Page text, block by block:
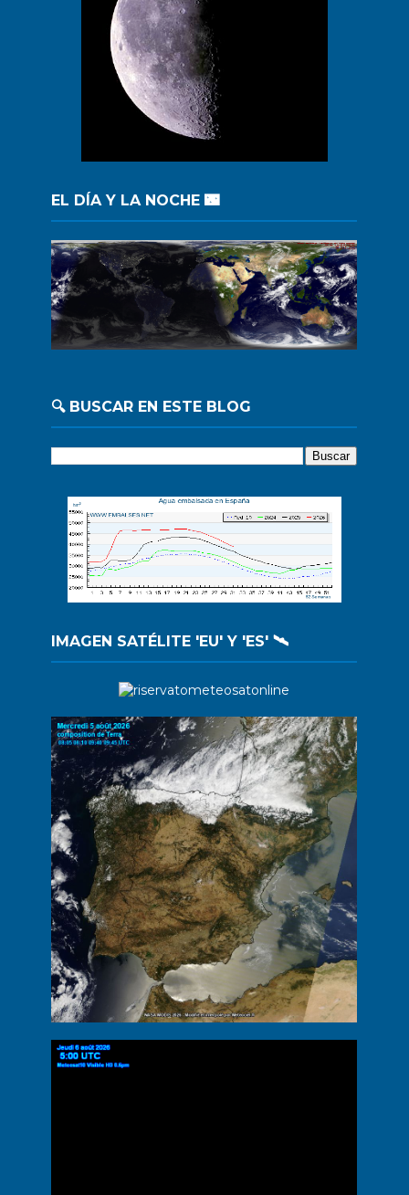
EL DÍA Y LA NOCHE 🌃
🔍 BUSCAR EN ESTE BLOG
IMAGEN SATÉLITE 'EU' Y 'ES' 🛰️